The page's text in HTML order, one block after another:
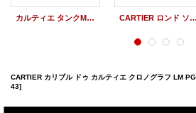
カルティエ タンクMC クロノグラフ W5330007 新品 CARTIER ロンド ソロ ドゥ カルティエ PG XL W6701009 新品
CARTIER カリブル ドゥ カルティエ クロノグラフ LM
43]